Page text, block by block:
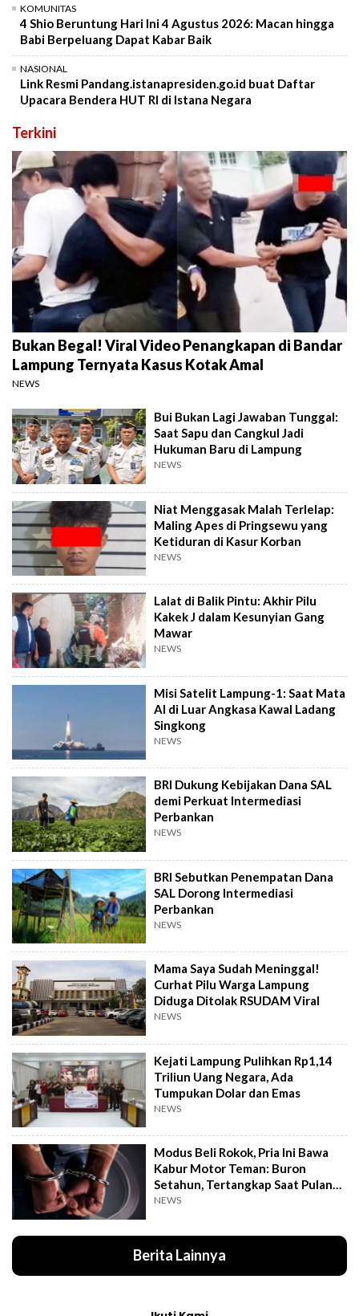
KOMUNITAS
4 Shio Beruntung Hari Ini 4 Agustus 2026: Macan hingga
Babi Berpeluang Dapat Kabar Baik
NASIONAL
Link Resmi Pandang.istanapresiden.go.id buat Daftar
Upacara Bendera HUT RI di Istana Negara
Terkini
Bukan Begal! Viral Video Penangkapan di Bandar
Lampung Ternyata Kasus Kotak Amal
NEWS
Bui Bukan Lagi Jawaban Tunggal:
Saat Sapu dan Cangkul Jadi
Hukuman Baru di Lampung
NEWS
Niat Menggasak Malah Terlelap:
Maling Apes di Pringsewu yang
Ketiduran di Kasur Korban
NEWS
Lalat di Balik Pintu: Akhir Pilu
Kakek J dalam Kesunyian Gang
Mawar
NEWS
Misi Satelit Lampung-1: Saat Mata
AI di Luar Angkasa Kawal Ladang
Singkong
NEWS
BRI Dukung Kebijakan Dana SAL
demi Perkuat Intermediasi
Perbankan
NEWS
BRI Sebutkan Penempatan Dana
SAL Dorong Intermediasi
Perbankan
NEWS
Mama Saya Sudah Meninggal!
Curhat Pilu Warga Lampung
Diduga Ditolak RSUDAM Viral
NEWS
Kejati Lampung Pulihkan Rp1,14
Triliun Uang Negara, Ada
Tumpukan Dolar dan Emas
NEWS
Modus Beli Rokok, Pria Ini Bawa
Kabur Motor Teman: Buron
Setahun, Tertangkap Saat Pulang
Kampung
NEWS
Berita Lainnya